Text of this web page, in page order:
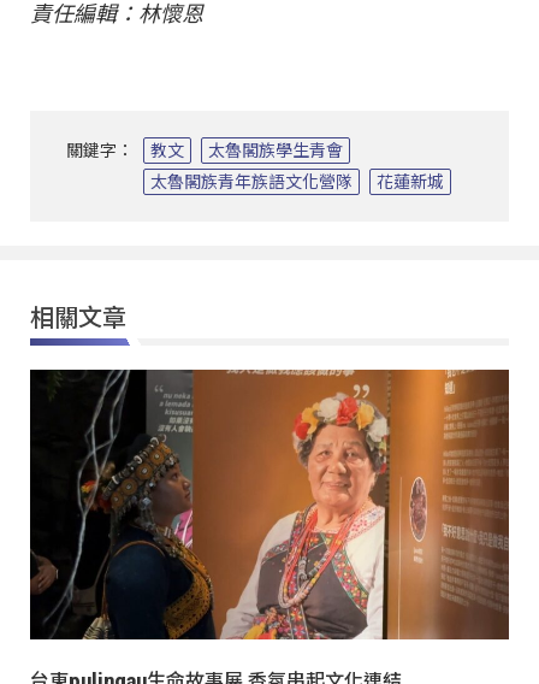
責任編輯：林懷恩
關鍵字： 教文
太魯閣族學生青會
太魯閣族青年族語文化營隊
花蓮新城
相關文章